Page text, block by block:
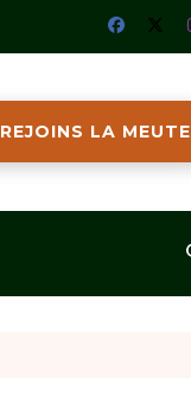
REJOINS LA MEUTE